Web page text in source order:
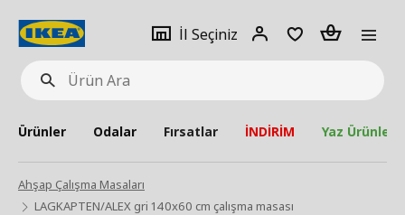
Ürün
Ara
İl Seçiniz
Giriş
Adet
Ürünler Odalar Fırsatlar İNDİRİM Yaz Ürünleri
Ahşap Çalışma Masaları
LAGKAPTEN/ALEX gri 140x60 cm çalışma masası